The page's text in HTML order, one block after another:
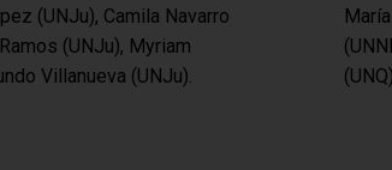
(UNJu), Camila Navarro
(UNJu), Myriam
Villanueva (UNJu).